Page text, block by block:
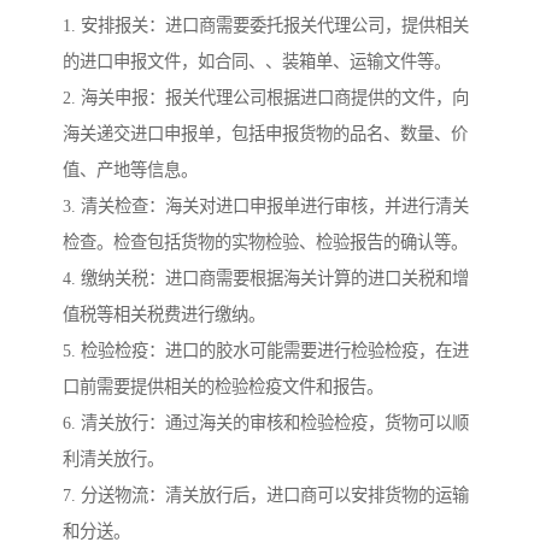
1. 安排报关：进口商需要委托报关代理公司，提供相关
的进口申报文件，如合同、、装箱单、运输文件等。
2. 海关申报：报关代理公司根据进口商提供的文件，向
海关递交进口申报单，包括申报货物的品名、数量、价
值、产地等信息。
3. 清关检查：海关对进口申报单进行审核，并进行清关
检查。检查包括货物的实物检验、检验报告的确认等。
4. 缴纳关税：进口商需要根据海关计算的进口关税和增
值税等相关税费进行缴纳。
5. 检验检疫：进口的胶水可能需要进行检验检疫，在进
口前需要提供相关的检验检疫文件和报告。
6. 清关放行：通过海关的审核和检验检疫，货物可以顺
利清关放行。
7. 分送物流：清关放行后，进口商可以安排货物的运输
和分送。